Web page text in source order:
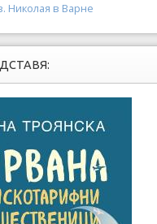
Николая в Варне